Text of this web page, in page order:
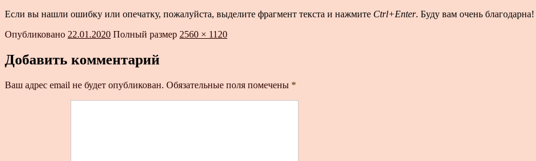
Если вы нашли ошибку или опечатку, пожалуйста, выделите фрагмент текста и нажмите Ctrl+Enter. Буду вам очень благодарна!
Опубликовано 22.01.2020 Полный размер 2560 × 1120
Добавить комментарий
Ваш адрес email не будет опубликован. Обязательные поля помечены *